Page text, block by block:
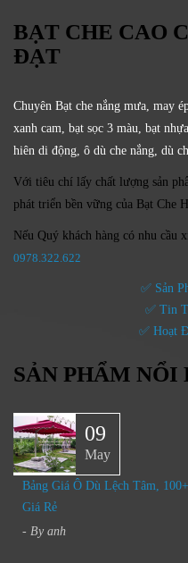
BẠT CHE CAO
ĐẠT
Chuyên Bạt che nắng mưa, may
xanh cam, bạt sọc 3 màu, bạt
hiên di động, ô dù che nắng, dù
Với tiêu chí lấy chất lượng sản
phát triển bền vững của Bạt Che
Nếu Quý khách hàng có nhu cầu
0978.322.622
✅ Sản
✅ Tin
✅ Hoạt
SẢN PHẨM NỔI
09
May
Bảng Giá Ô Dù Lệch Tâm,
Giá Rẻ
- By anh